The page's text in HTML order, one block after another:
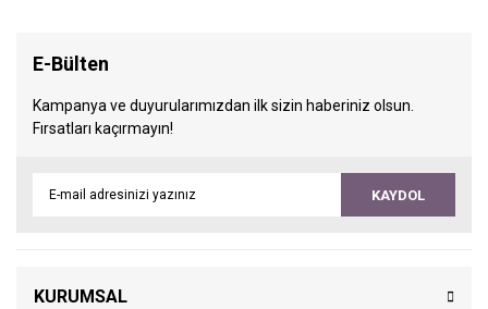
E-Bülten
Kampanya ve duyurularımızdan ilk sizin haberiniz olsun.
Fırsatları kaçırmayın!
KAYDOL
KURUMSAL